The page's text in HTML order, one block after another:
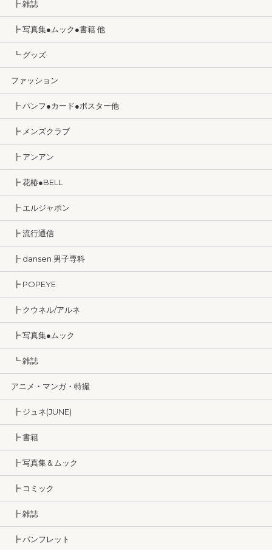
┣ 雑誌
┣ 写真集●ムック●書籍 他
┗ グッズ
ファッション
┣ パンフ●カード●ポスター他
┣ メンズクラブ
┣ アンアン
┣ 花椿●BELL
┣ エルジャポン
┣ 流行通信
┣ dansen 男子専科
┣ POPEYE
┣ クウネル/アルネ
┣ 写真集●ムック
┗ 雑誌
アニメ・マンガ・特撮
┣ ジュネ(JUNE)
┣ 書籍
┣ 写真集＆ムック
┣ コミック
┣ 雑誌
┣ パンフレット